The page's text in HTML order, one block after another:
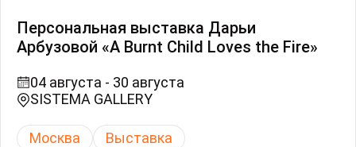
Персональная выставка Дарьи
Арбузовой «A Burnt Child Loves the Fire»
04 августа - 30 августа
SISTEMA GALLERY
Москва Выставка